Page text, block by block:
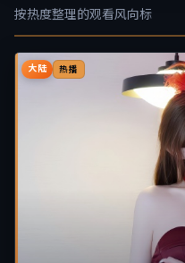
按热度整理的观看风向标
大陆 热播